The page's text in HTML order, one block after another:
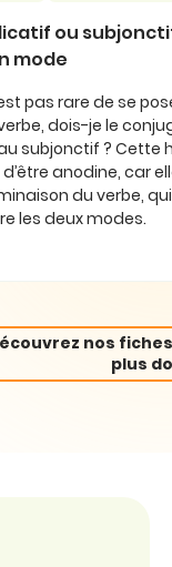
ou
mode
pas rare de se
dois-je le
subjonctif ? Cette
d’être anodine, car
du verbe,
les deux modes.
nos
plus